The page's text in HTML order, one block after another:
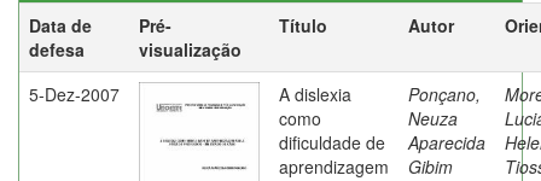
Data de
defesa
Pré-
visualização
Título Autor
5-Dez-2007
A dislexia
como
dificuldade de
aprendizagem
Ponçano,
Neuza
Aparecida
Gibim